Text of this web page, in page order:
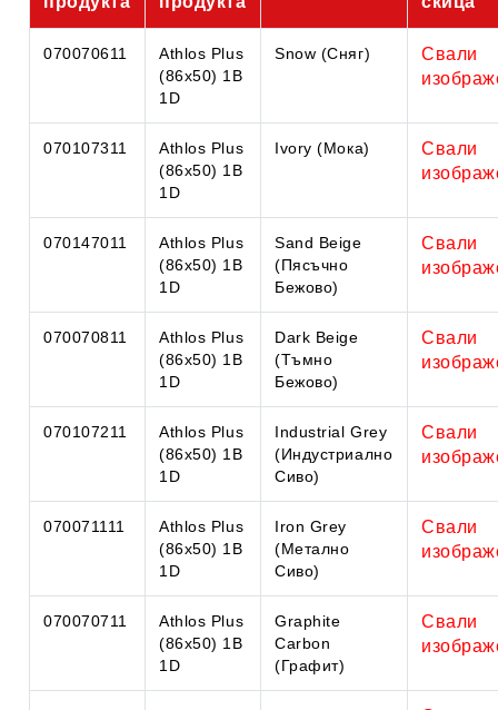
070070611
Athlos Plus
(86x50) 1B
1D
Snow (Сняг)
Свали
070107311
Athlos Plus
(86x50) 1B
1D
Ivory (Мока)
Свали
070147011
Athlos Plus
(86x50) 1B
1D
Sand Beige
(Пясъчно
Бежово)
Свали
070070811
Athlos Plus
(86x50) 1B
1D
Dark Beige
(Тъмно
Бежово)
Свали
070107211
Athlos Plus
(86x50) 1B
1D
Industrial Grey
(Индустриално
Сиво)
Свали
070071111
Athlos Plus
(86x50) 1B
1D
Iron Grey
(Метално
Сиво)
Свали
070070711
Athlos Plus
(86x50) 1B
1D
Graphite
Carbon
(Графит)
Свали